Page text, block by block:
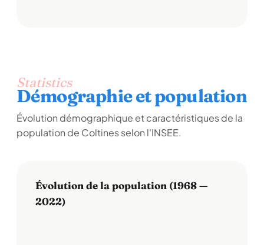
Statistics
Démographie et population
Évolution démographique et caractéristiques de la
population de Coltines selon l'INSEE.
Évolution de la population (1968 —
2022)